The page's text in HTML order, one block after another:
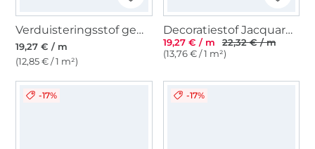
Verduisteringsstof gemêleerd, crèmekleurig
19,27 € / m
(12,85 € / 1 m²)
Decoratiestof Jacquard teckel, beige
19,27 € / m
22,32 € / m
(13,76 € / 1 m²)
-17% -17%